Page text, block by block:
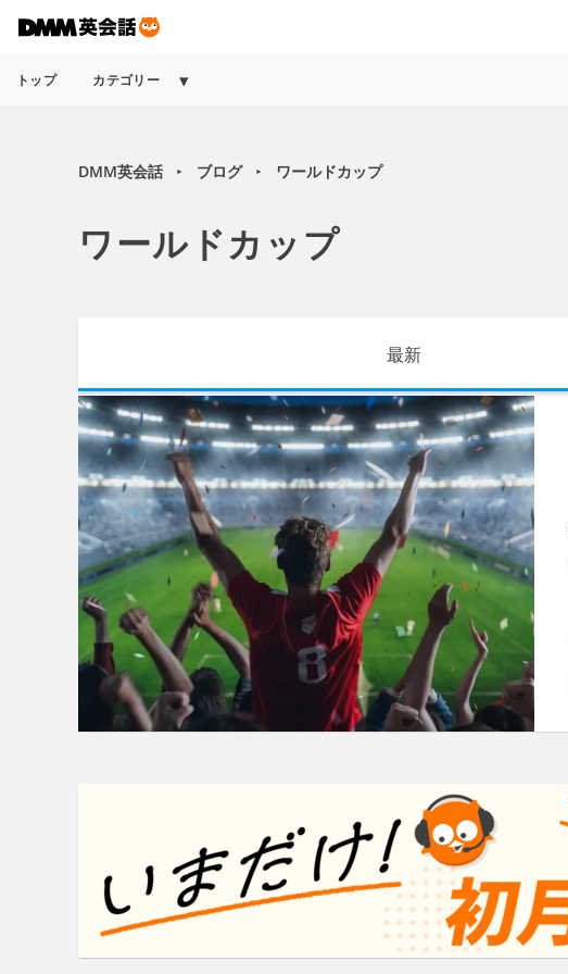
トップ カテゴリー
DMM英会話 ► ブログ ► ワールドカップ
ワールドカップ
最新